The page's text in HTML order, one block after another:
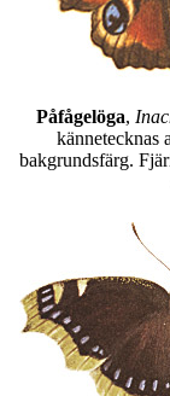
Påfågelöga,
kännetecknas
bakgrundsfärg.